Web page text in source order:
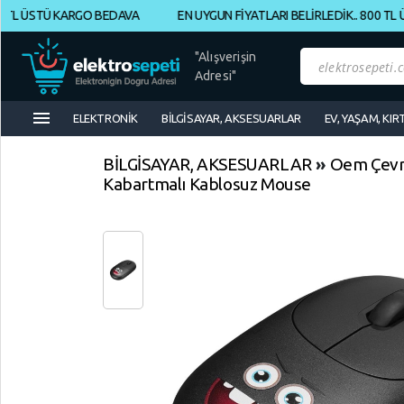
KARGO BEDAVA EN UYGUN FİYATLARI BELİRLEDİK.. 800 TL
"Alışverişin
Adresi"
Müşteri
Panelim
Yeni
Gelenler
İndirimdekiler
Kategoriye
menu ELEKTRONİK BİLGİSAYAR, AKSESUARLAR EV, YAŞAM,
BİLGİSAYAR, AKSESUARLAR » Oem
Kabartmalı Kablosuz Mouse